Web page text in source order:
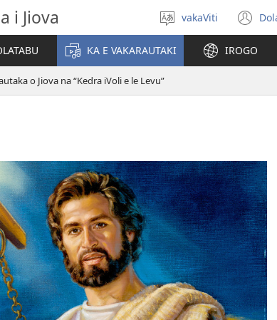
i Jiova
Digia
na
Vosa
vakaViti
KA E VAKARAUTAKI IROGO
o Jiova na “Kedra iVoli e le Levu”